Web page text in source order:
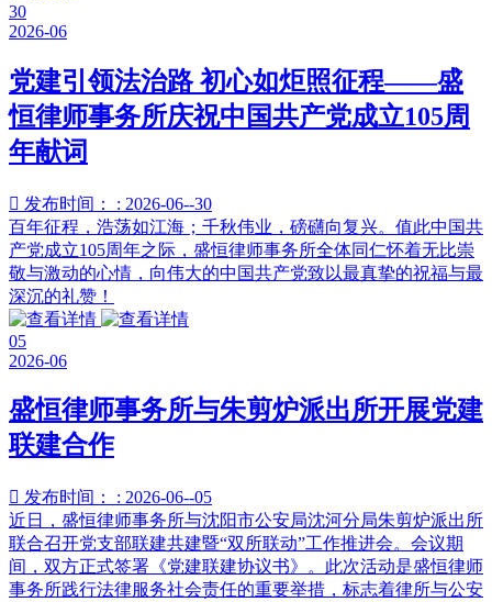
30
2026-06
党建引领法治路 初心如炬照征程——盛
恒律师事务所庆祝中国共产党成立105周
年献词
 发布时间： : 2026-06--30
百年征程，浩荡如江海；千秋伟业，磅礴向复兴。值此中国共
产党成立105周年之际，盛恒律师事务所全体同仁怀着无比崇
敬与激动的心情，向伟大的中国共产党致以最真挚的祝福与最
深沉的礼赞！
05
2026-06
盛恒律师事务所与朱剪炉派出所开展党建
联建合作
 发布时间： : 2026-06--05
近日，盛恒律师事务所与沈阳市公安局沈河分局朱剪炉派出所
联合召开党支部联建共建暨“双所联动”工作推进会。会议期
间，双方正式签署《党建联建协议书》。此次活动是盛恒律师
事务所践行法律服务社会责任的重要举措，标志着律所与公安